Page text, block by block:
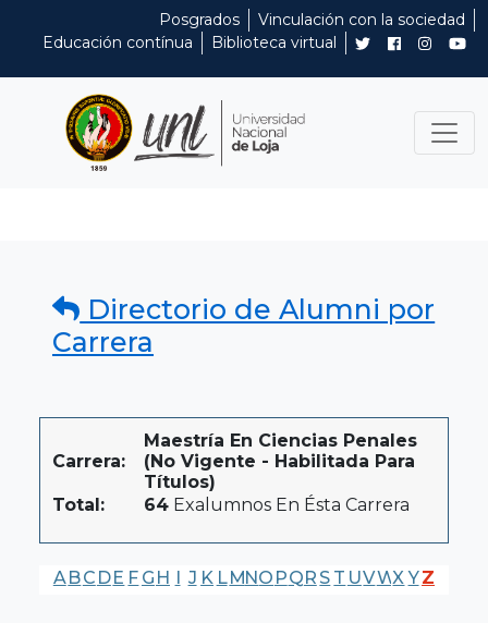
Posgrados
Vinculación con la sociedad
Educación contínua
Biblioteca virtual
Directorio de Alumni por
Carrera
Carrera:
Maestría En Ciencias Penales
(No Vigente - Habilitada Para
Títulos)
Total:
64 Exalumnos En Ésta Carrera
A BC DE F G H I J K LMNO PQR S T UVWX YZ